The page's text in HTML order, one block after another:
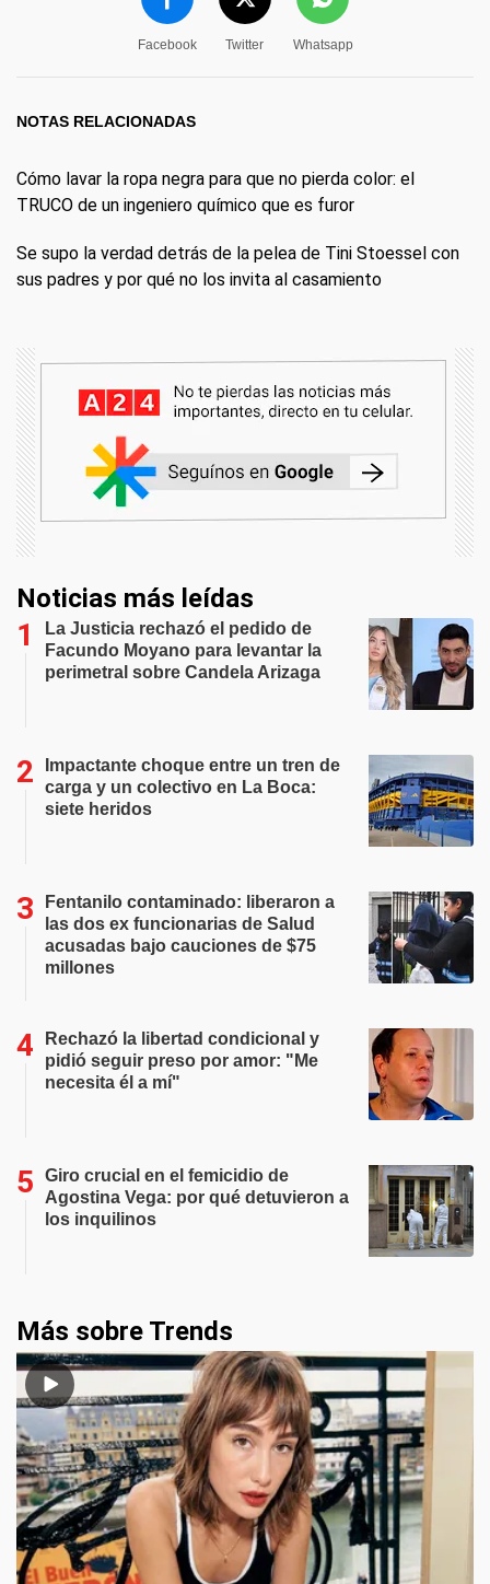
Facebook Twitter Whatsapp
NOTAS RELACIONADAS
Cómo lavar la ropa negra para que no pierda color: el
TRUCO de un ingeniero químico que es furor
Se supo la verdad detrás de la pelea de Tini Stoessel con
sus padres y por qué no los invita al casamiento
Noticias más leídas
La Justicia rechazó el pedido de
Facundo Moyano para levantar la
perimetral sobre Candela Arizaga
Impactante choque entre un tren de
carga y un colectivo en La Boca:
siete heridos
Fentanilo contaminado: liberaron a
las dos ex funcionarias de Salud
acusadas bajo cauciones de $75
millones
Rechazó la libertad condicional y
pidió seguir preso por amor: "Me
necesita él a mí"
Giro crucial en el femicidio de
Agostina Vega: por qué detuvieron a
los inquilinos
Más sobre Trends